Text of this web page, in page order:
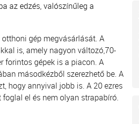
az edzés, valószínűleg a
gép megvásárlását. A
is, amely nagyon változó,70-
forintos gépek is a piacon. A
másodkézből szerezhető be. A
hogy annyival jobb is. A 20 ezres
el és nem olyan strapabíró.